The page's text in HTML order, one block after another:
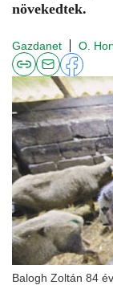
növekedtek.
Gazdanet O.
Balogh Zoltán 84